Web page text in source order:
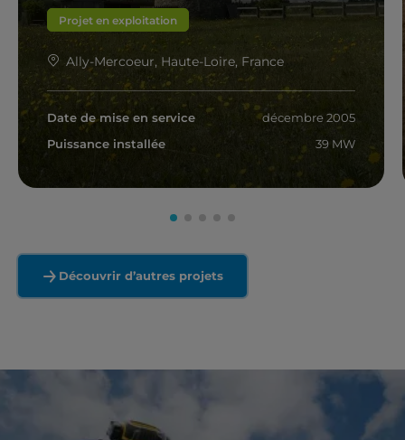
Projet en exploitation
Ally-Mercoeur, Haute-Loire, France
Date de mise en service
décembre 2005
Puissance installée
39 MW
En savoir plus
Découvrir d’autres projets